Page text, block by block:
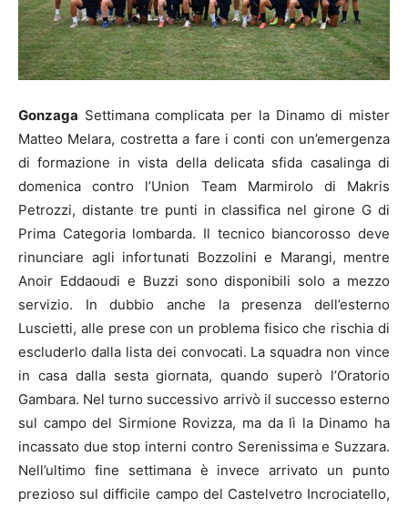
Gonzaga Settimana complicata per la Dinamo di mister
Matteo Melara, costretta a fare i conti con un’emergenza
di formazione in vista della delicata sfida casalinga di
domenica contro l’Union Team Marmirolo di Makris
Petrozzi, distante tre punti in classifica nel girone G di
Prima Categoria lombarda. Il tecnico biancorosso deve
rinunciare agli infortunati Bozzolini e Marangi, mentre
Anoir Eddaoudi e Buzzi sono disponibili solo a mezzo
servizio. In dubbio anche la presenza dell’esterno
Luscietti, alle prese con un problema fisico che rischia di
escluderlo dalla lista dei convocati. La squadra non vince
in casa dalla sesta giornata, quando superò l’Oratorio
Gambara. Nel turno successivo arrivò il successo esterno
sul campo del Sirmione Rovizza, ma da lì la Dinamo ha
incassato due stop interni contro Serenissima e Suzzara.
Nell’ultimo fine settimana è invece arrivato un punto
prezioso sul difficile campo del Castelvetro Incrociatello,